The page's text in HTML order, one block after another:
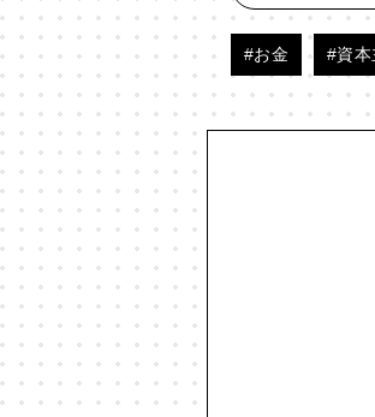
#お金 #資本